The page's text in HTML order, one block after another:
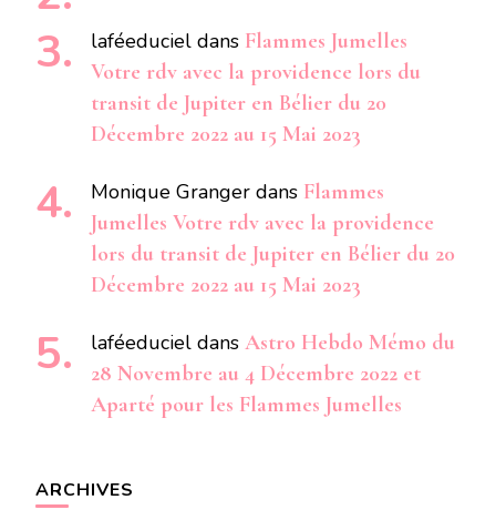
laféeduciel dans Flammes Jumelles
Votre rdv avec la providence lors du
transit de Jupiter en Bélier du 20
Décembre 2022 au 15 Mai 2023
Monique Granger dans Flammes
Jumelles Votre rdv avec la providence
lors du transit de Jupiter en Bélier du 20
Décembre 2022 au 15 Mai 2023
laféeduciel dans Astro Hebdo Mémo du
28 Novembre au 4 Décembre 2022 et
Aparté pour les Flammes Jumelles
ARCHIVES